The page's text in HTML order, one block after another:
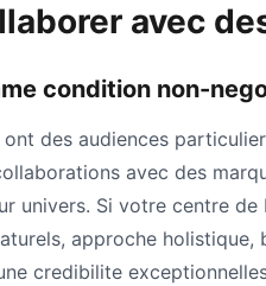
avec
condition non-
des audiences
avec des
univers. Si votre centre
approche
credibilite